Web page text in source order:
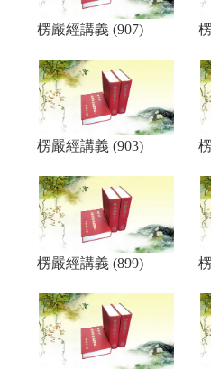
楞嚴經講義 (907)
楞嚴經講義 (903)
楞嚴經講義 (899)